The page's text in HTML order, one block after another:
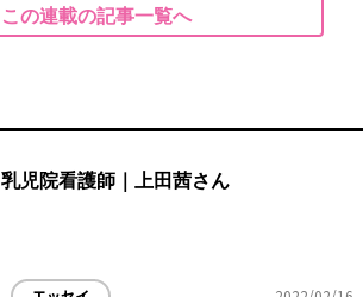
この連載の記事一覧へ
乳児院看護師｜上田茜さん